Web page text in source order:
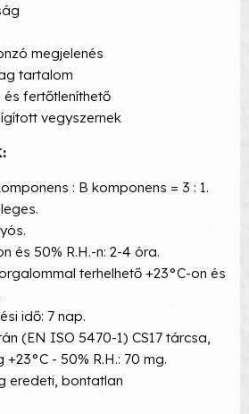
megjelenés
tartalom
és fertőtleníthető
vegyszernek
: B komponens = 3 : 1.
és 50% R.H.-n: 2-4 óra.
terhelhető +23°C-on és
idő: 7 nap.
(EN ISO 5470-1) CS17 tárcsa,
- 50% R.H.: 70 mg.
eredeti, bontatlan